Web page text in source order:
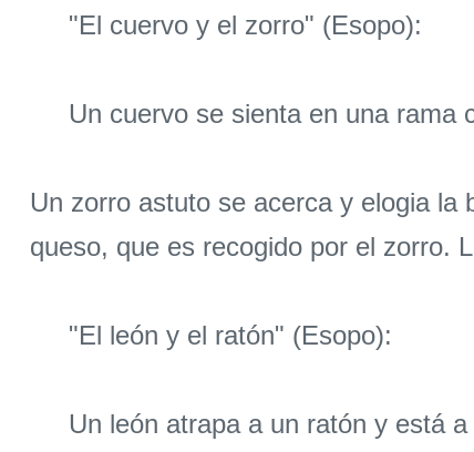
"El cuervo y el zorro" (Esopo):
Un cuervo se sienta en una rama
Un zorro astuto se acerca y elogia la
queso, que es recogido por el zorro.
"El león y el ratón" (Esopo):
Un león atrapa a un ratón y está a